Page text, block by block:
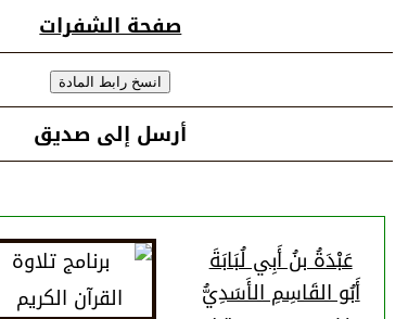
صفحة الشفرات
أرسل إلى صديق
عَبْدَةُ بنُ أَبِي لُبَابَةَ
أَبُو القَاسِمِ الأَسَدِيُّ